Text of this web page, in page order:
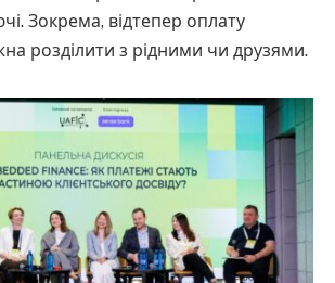
Зокрема, відтепер оплату
розділити з рідними чи друзями.